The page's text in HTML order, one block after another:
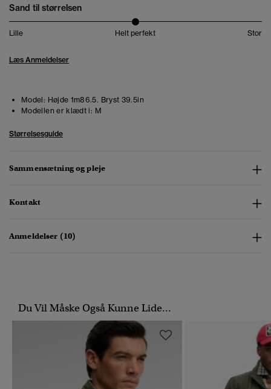
Sand til størrelsen
Lille Helt perfekt Stor
Læs Anmeldelser
Model: Højde 1m86.5. Bryst 39.5in
Modellen er klædt i: M
Størrelsesguide
Sammensætning og pleje
Kontakt
Anmeldelser (10)
Du Vil Måske Også Kunne Lide...